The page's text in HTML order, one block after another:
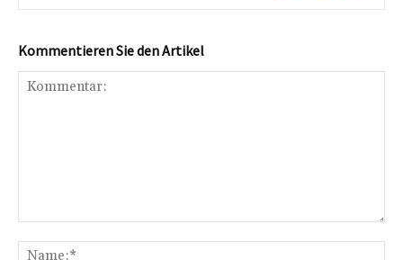
Kommentieren Sie den Artikel